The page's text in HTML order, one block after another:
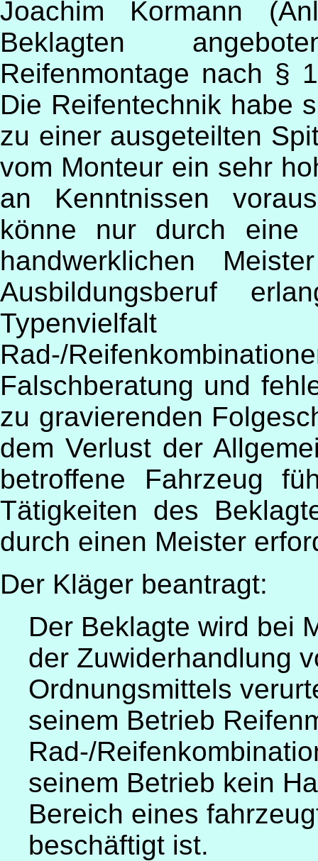
Joachim Kormann
Beklagten
Reifenmontage nach §
Die Reifentechnik habe
zu einer ausgeteilten
vom Monteur ein sehr
an Kenntnissen
könne nur durch eine
handwerklichen
Ausbildungsberuf
Typenvielfalt
Rad-/
Falschberatung und
zu gravierenden
dem Verlust der
betroffene Fahrzeug
Tätigkeiten des
durch einen Meister
Der Kläger beantragt:
Der Beklagte wird bei
der Zuwiderhandlung
Ordnungsmittels
seinem Betrieb
Rad-/
seinem Betrieb kein
Bereich eines
beschäftigt ist.